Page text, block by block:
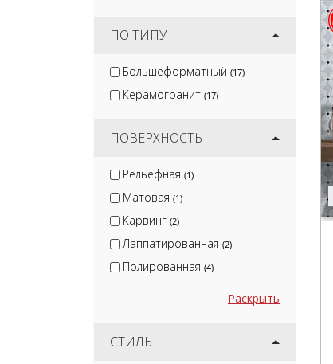
ПО ТИПУ
Большеформатный (17)
Керамогранит (17)
ПОВЕРХНОСТЬ
Рельефная (1)
Матовая (1)
Карвинг (2)
Лаппатированная (2)
Полированная (4)
Раскрыть
СТИЛЬ